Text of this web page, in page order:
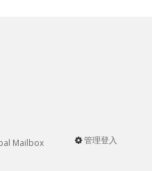
User
管理登入
Mailbox